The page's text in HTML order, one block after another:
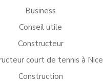
Business
Conseil utile
Constructeur
court de tennis à Nice
Construction